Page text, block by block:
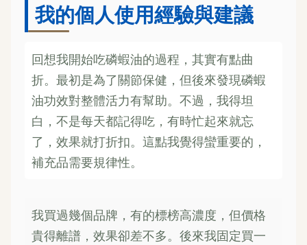
我的個人使用經驗與建議
回想我開始吃磷蝦油的過程，其實有點曲
折。最初是為了關節保健，但後來發現磷蝦
油功效對整體活力有幫助。不過，我得坦
白，不是每天都記得吃，有時忙起來就忘
了，效果就打折扣。這點我覺得蠻重要的，
補充品需要規律性。
我買過幾個品牌，有的標榜高濃度，但價格
貴得離譜，效果卻差不多。後來我固定買一